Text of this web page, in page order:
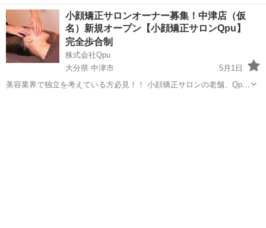
10:00~15:00/13:00~16:00/15:00~20:00/10:00~19:00/19:00~23:00 月/
火/水/木/金/土/日 などから選べます [...
埼玉 白岡市 セラピスト
小顔矯正サロンオーナー募集！中津店（仮
名）新規オープン【小顔矯正サロンQpu】
完全歩合制
株式会社Qpu
大分県 中津市
5月1日
美容業界で独立を考えている方必見！！ 小顔矯正サロンの老舗、Qpu